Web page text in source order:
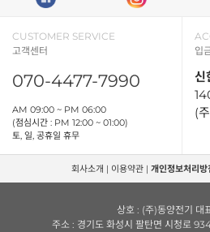
CUSTOMER SERVICE
고객센터
070-4477-7990
AM 09:00 ~ PM 06:00
(점심시간 : PM 12:00 ~ 01:00)
토, 일, 공휴일 휴무
입
신
(
회사소개 | 이용약관 | 개인정보처리방
상호 : (주)동양전기 대
주소 : 경기도 화성시 팔탄면 시청로